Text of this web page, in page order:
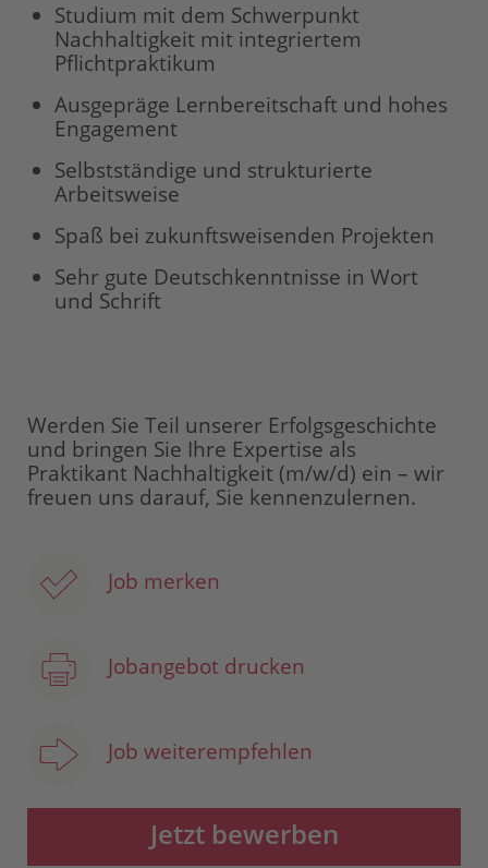
Studium mit dem Schwerpunkt
Nachhaltigkeit mit integriertem
Pflichtpraktikum
Ausgepräge Lernbereitschaft und hohes
Engagement
Selbstständige und strukturierte
Arbeitsweise
Spaß bei zukunftsweisenden Projekten
Sehr gute Deutschkenntnisse in Wort
und Schrift
Werden Sie Teil unserer Erfolgsgeschichte
und bringen Sie Ihre Expertise als
Praktikant Nachhaltigkeit (m/w/d) ein – wir
freuen uns darauf, Sie kennenzulernen.
Job merken
Jobangebot drucken
Job weiterempfehlen
Jetzt bewerben